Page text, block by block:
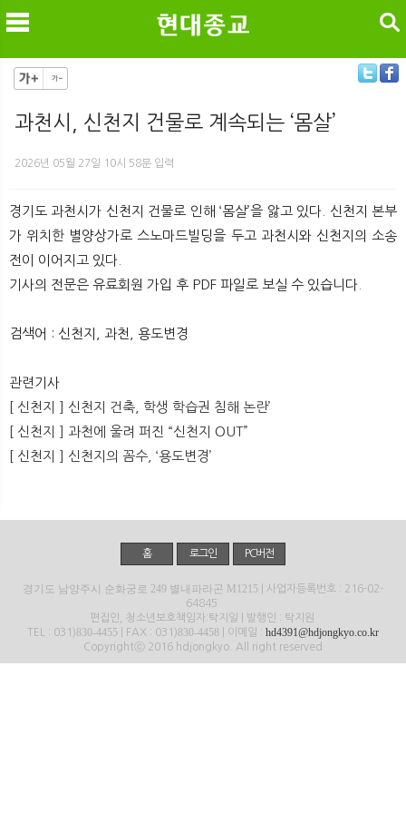
검색
과천시, 신천지 건물로 계속되는 ‘몸살’
2026년 05월 27일 10시 58분 입력
경기도 과천시가 신천지 건물로 인해 ‘몸살’을 앓고 있다. 신천지 본부
가 위치한 별양상가로 스노마드빌딩을 두고 과천시와 신천지의 소송
전이 이어지고 있다.
기사의 전문은 유료회원 가입 후 PDF 파일로 보실 수 있습니다.
검색어 : 신천지, 과천, 용도변경
관련기사
[ 신천지 ] 신천지 건축, 학생 학습권 침해 논란’
[ 신천지 ] 과천에 울려 퍼진 “신천지 OUT”
[ 신천지 ] 신천지의 꼼수, ‘용도변경’
홈 로그인 PC버전
경기도 남양주시 순화궁로 249 별내파라곤 M1215 | 사업자등록번호 : 216-02-
64845
편집인, 청소년보호책임자:탁지일 | 발행인 : 탁지원
TEL : 031)830-4455 | FAX : 031)830-4458 | 이메일 : hd4391@hdjongkyo.co.kr
Copyrightⓒ 2016 hdjongkyo. All right reserved